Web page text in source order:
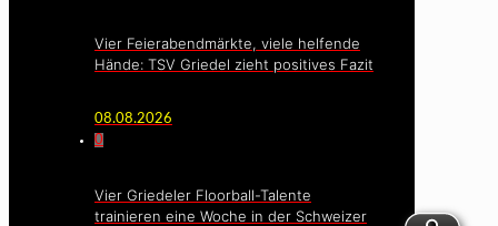
Vier Feierabendmärkte, viele helfende
Hände: TSV Griedel zieht positives Fazit
08.08.2026
0
Vier Griedeler Floorball-Talente
trainieren eine Woche in der Schweizer